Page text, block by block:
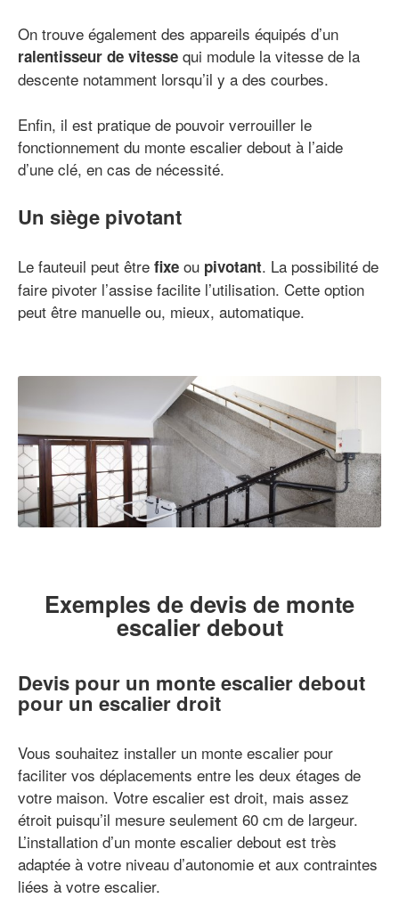
On trouve également des appareils équipés d’un
ralentisseur de vitesse qui module la vitesse de la
descente notamment lorsqu’il y a des courbes.
Enfin, il est pratique de pouvoir verrouiller le
fonctionnement du monte escalier debout à l’aide
d’une clé, en cas de nécessité.
Un siège pivotant
Le fauteuil peut être fixe ou pivotant. La possibilité de
faire pivoter l’assise facilite l’utilisation. Cette option
peut être manuelle ou, mieux, automatique.
Exemples de devis de monte
escalier debout
Devis pour un monte escalier debout
pour un escalier droit
Vous souhaitez installer un monte escalier pour
faciliter vos déplacements entre les deux étages de
votre maison. Votre escalier est droit, mais assez
étroit puisqu’il mesure seulement 60 cm de largeur.
L’installation d’un monte escalier debout est très
adaptée à votre niveau d’autonomie et aux contraintes
liées à votre escalier.